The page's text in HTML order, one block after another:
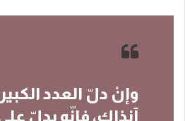
وإنْ دلّ العدد
آنذاك، فإنّه يدلّ